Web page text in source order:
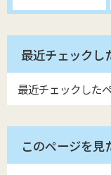
最近チェックし
最近チェックした
このページを見